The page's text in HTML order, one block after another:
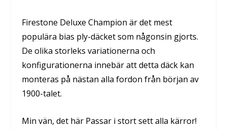
Firestone Deluxe Champion är det mest
populära bias ply-däcket som någonsin gjorts.
De olika storleks variationerna och
konfigurationerna innebär att detta däck kan
monteras på nästan alla fordon från början av
1900-talet.
Min vän, det här Passar i stort sett alla kärror!